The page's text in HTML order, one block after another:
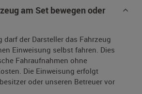
am Set bewegen oder
darf der Darsteller das Fahrzeug
Einweisung selbst fahren. Dies
Fahraufnahmen ohne
Die Einweisung erfolgt
oder unseren Betreuer vor